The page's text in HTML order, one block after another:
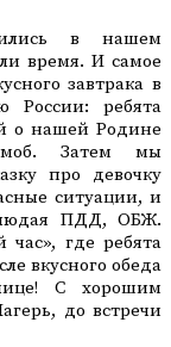
в нашем
время. И самое
завтрака в
России: ребята
о нашей Родине
Затем мы
про девочку
ситуации, и
ПДД, ОБЖ.
час», где ребята
вкусного обеда
С хорошим
до встречи